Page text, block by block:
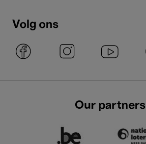
Volg ons
Our partners